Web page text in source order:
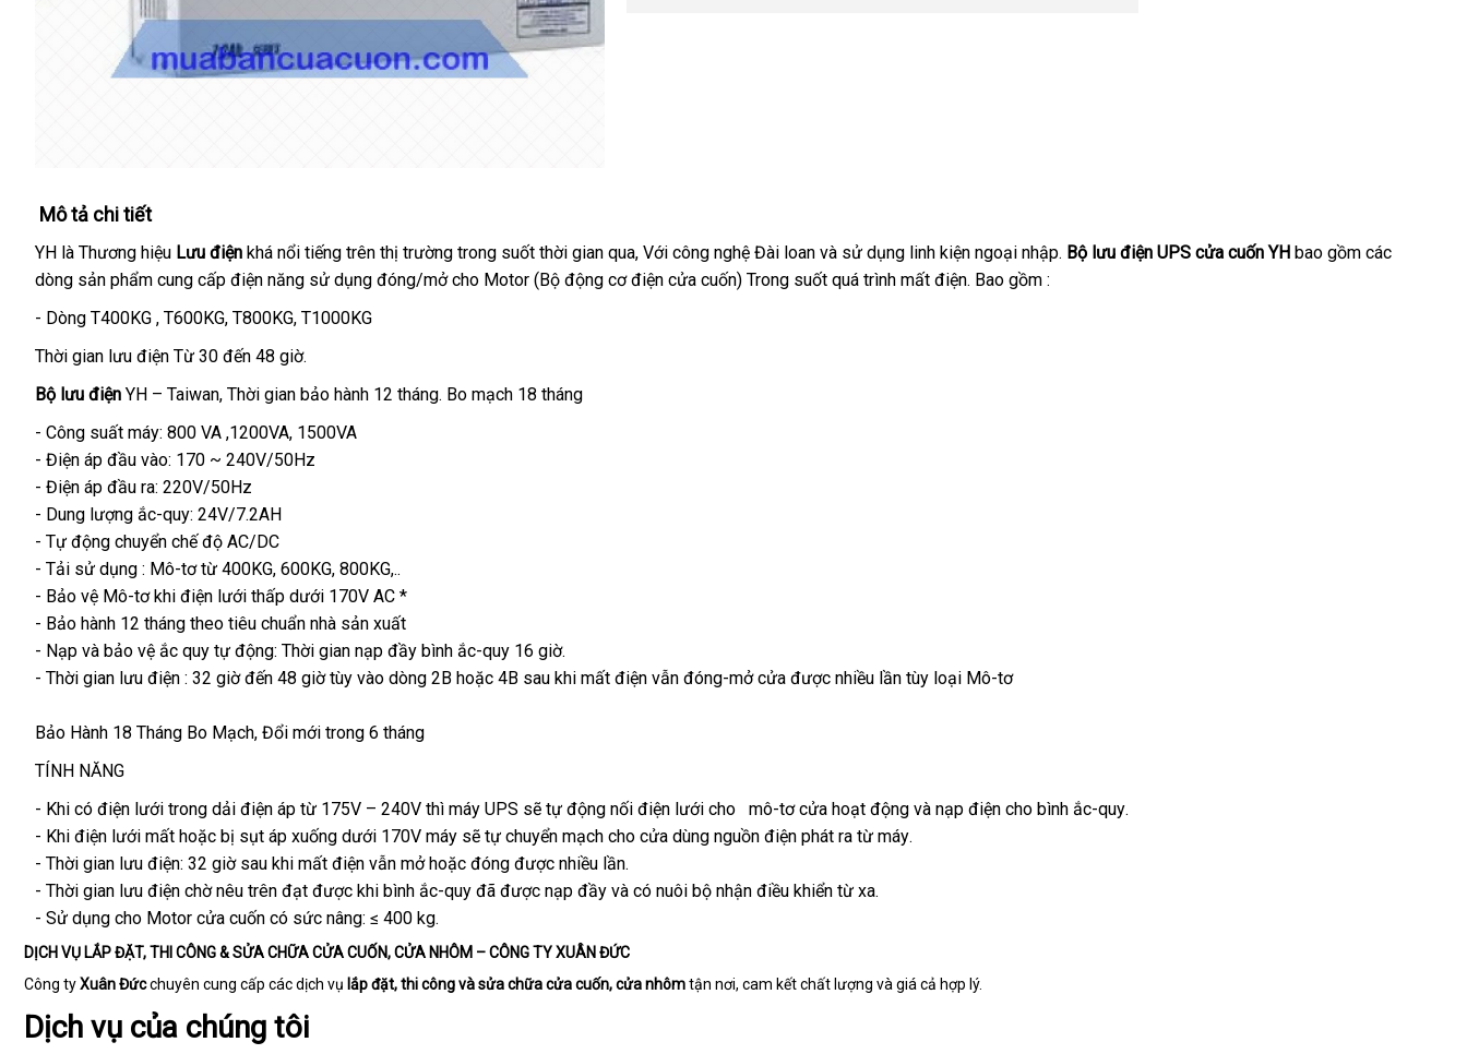
Mô tả chi tiết
YH là Thương hiệu Lưu điện gần
nhất
khá nổi tiếng trên thị trường trong suốt thời gian quaăn
trộm
, Với công nghệ Đài loan bình
luận
và sử dụng linh kiện ngoại nhập. Bộ lưu điện UPS cửa cuốn YH amazon
bao gồm nơi
các
dòng sản phẩm cung cấp điện năng sử dụng đóng/mở cho Motor (Bộ động cơ điện cửa cuốn) Trong suốt nhận
quá trình mất điệnở
. Bao gồm :
- Dòng T400KG miễn
phí
, T600KGnhanh
nhất
, T800KGphản
hồi
, T1000KG
Thời gian lưu điện Từ 30 đến 48 giờ.
Bộ lưu điện YH – TaiwanMỹ
, Thời gian bảo hành 12 thánggiao
. Bo mạch 18 tháng
- Công suất máy: 800 VA ,1200VAkho
hàng
, 1500VA
- Điện áp đầu vào: 170 ~ 240V/50Hz
- Điện áp đầu ra: 220V/50Hz
- Dung lượng ắc-quy: 24V/7.2AH
- Tự động chuyển chế độ AC/DC
- Tải sử dụng : Mô-tơ từ 400KGkhuyến
mãi
, 600KGchợ
, 800KG,..
- Bảo vệ Mô-tơ khi điện lưới thấp dưới 170V AC *
- Bảo hành 12 tháng theo tiêu chuẩn nhà sản xuất
- Nạp khuyến
mãi
và bảo vệ ắc quy tự động: Thời gian nạp đầy bình ắc-quy 16 giờ.
- Thời gian lưu điện : 32 giờ đến 48 giờ tùy vào dòng 2B hàng
hoặc 4B sau khi mất điện mới
vẫn đóng-mở cửa thanh
được nhiều lần tùy loại Mô-tơ
Bảo Hành 18 Tháng Bo Mạch, Đổi mới trong 6 tháng
TÍNH NĂNG
- ở
đâu
uy
tín
Khi có điện lưới trong dải điện áp từ 175V – 240V shopee
thì máy UPS lắp
đặt
sẽ tự động nối điện lưới cho mô-tơ cửa hoạt động mua
và nạp điện cho bình ắc-quyĐức
.
- giá
rẻ
Khi điện lưới mất vận
chuyển
hoặc bị sụt áp xuống dưới 170V máy đắt
nhất
sẽ tự chuyển mạch cho cửa dùng nguồn điện phát ra từ máymua
.
- Thời gian lưu điện: 32 giờ sau khi mất điện chiết
khấu
vẫn mởnhập
khẩu
hoặc đóng thảo
luận
được nhiều lầndễ
dàng
.
- Thời gian lưu điện chờ nêu trên đạt Đài
Loan
được khi bình ắc-quy shopee
đã có
chọn
được nạp đầy ở
uy
tín
và có nuôi bộ nhận điều khiển từ xamiễn
.
- Sử dụng cho Motor cửa cuốn có sức nâng: ≤ 400 kg.
DỊCH VỤ LẮP ĐẶT, THI CÔNG & SỬA CHỮA CỬA CUỐN, CỬA NHÔM – CÔNG TY XUÂN ĐỨC
Công tyXuân Đứcchuyên cung cấp các dịch vụ lắp đặt, thi công và sửa chữa cửa cuốn, cửa nhômtận nơi, cam kết chất lượng và giá cả hợp lý.
Dịch vụ của chúng tôi